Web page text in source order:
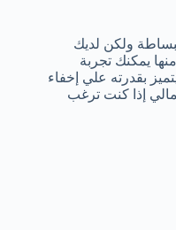
ولكن لديك
يمكنك تجربة
بقدرته علي إخفاء
إذا كنت ترغب